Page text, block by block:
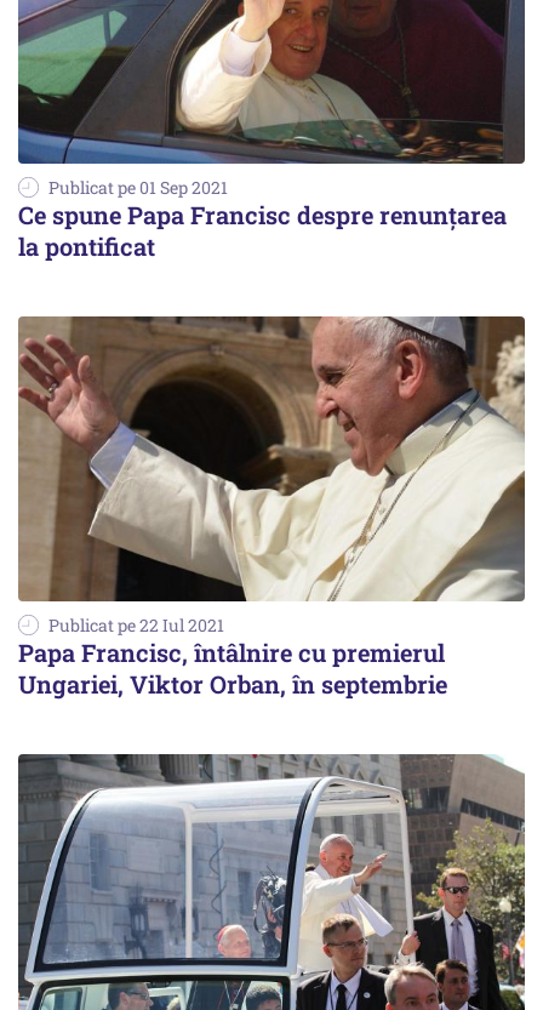
Publicat pe 01 Sep 2021
Ce spune Papa Francisc despre renunțarea
la pontificat
Publicat pe 22 Iul 2021
Papa Francisc, întâlnire cu premierul
Ungariei, Viktor Orban, în septembrie